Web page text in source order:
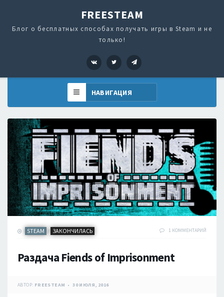
FREESTEAM
Блог о бесплатных способах получать игры в Steam и не
только!
VK Twitter
STEAM / ЗАКОНЧИЛАСЬ 1 КОММЕНТАРИЙ
Раздача Fiends of Imprisonment
АВТОР: FREESTEAM 30 ИЮЛЯ, 2016